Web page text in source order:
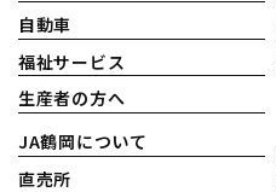
自動車
福祉サービス
生産者の方へ
JA鶴岡について
直売所